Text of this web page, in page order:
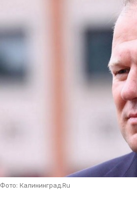
Фото: Калининград.Ru